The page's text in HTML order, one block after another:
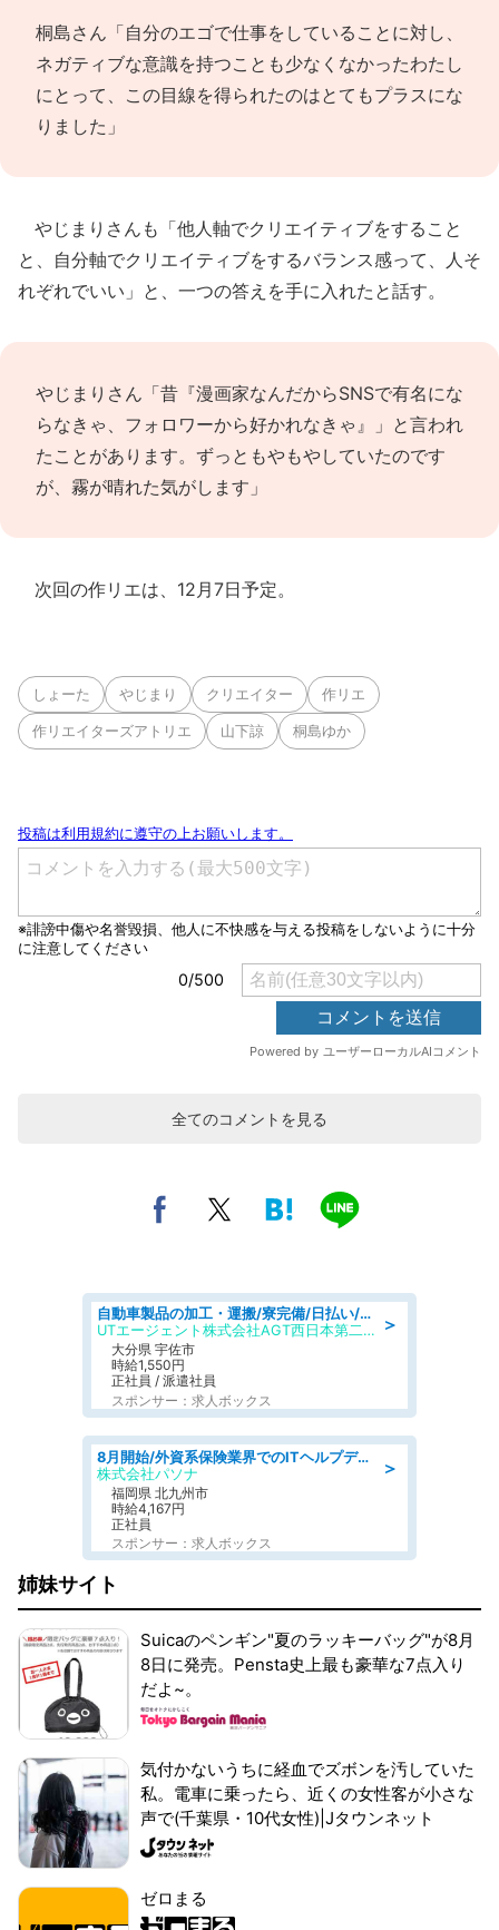
桐島さん「自分のエゴで仕事をしていることに対し、
ネガティブな意識を持つことも少なくなかったわたし
にとって、この目線を得られたのはとてもプラスにな
りました」
やじまりさんも「他人軸でクリエイティブをすること
と、自分軸でクリエイティブをするバランス感って、人そ
れぞれでいい」と、一つの答えを手に入れたと話す。
やじまりさん「昔『漫画家なんだからSNSで有名にな
らなきゃ、フォロワーから好かれなきゃ』」と言われ
たことがあります。ずっともやもやしていたのです
が、霧が晴れた気がします」
次回の作リエは、12月7日予定。
しょーた やじまり クリエイター 作リエ
作リエイターズアトリエ 山下諒 桐島ゆか
全てのコメントを見る
＞
自動車製品の加工・運搬/寮完備/日払い/工場・製造
UTエージェント株式会社AGT西日本第二CU
大分県 宇佐市
時給1,550円
正社員 / 派遣社員
スポンサー：求人ボックス
＞
8月開始/外資系保険業界でのITヘルプデスク業務/駅近/即日勤務可/ヘルプデスク
株式会社パソナ
福岡県 北九州市
時給4,167円
正社員
スポンサー：求人ボックス
姉妹サイト
Suicaのペンギン"夏のラッキーバッグ"が8月
8日に発売。Pensta史上最も豪華な7点入り
だよ~。
気付かないうちに経血でズボンを汚していた
私。電車に乗ったら、近くの女性客が小さな
声で(千葉県・10代女性)|Jタウンネット
ゼロまる